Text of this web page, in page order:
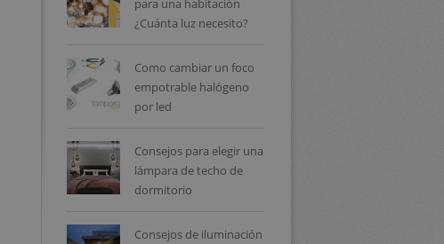
para una habitación
¿Cuánta luz necesito?
Como cambiar un foco
empotrable halógeno
por led
Consejos para elegir una
lámpara de techo de
dormitorio
Consejos de iluminación